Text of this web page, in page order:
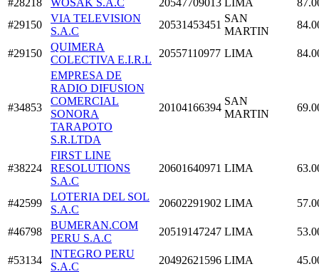
#28218
WOSAK S.A.C 20547709013 LIMA
#29150
VIA TELEVISION
S.A.C
20531453451
SAN
MARTIN
#29150
QUIMERA
COLECTIVA E.I.R.L
20557110977 LIMA
#34853
EMPRESA DE
RADIO DIFUSION
COMERCIAL
SONORA
TARAPOTO
S.R.LTDA
20104166394
SAN
MARTIN
#38224
FIRST LINE
RESOLUTIONS
S.A.C
20601640971 LIMA
#42599
LOTERIA DEL SOL
S.A.C
20602291902 LIMA
#46798
BUMERAN.COM
PERU S.A.C
20519147247 LIMA
#53134
INTEGRO PERU
S.A.C
20492621596 LIMA